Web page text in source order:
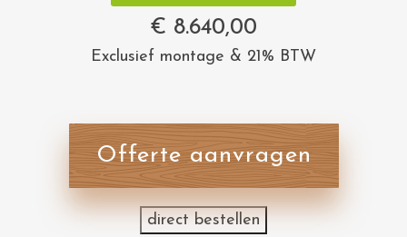
€ 8.640,00
Exclusief montage & 21% BTW
Offerte aanvragen
direct bestellen